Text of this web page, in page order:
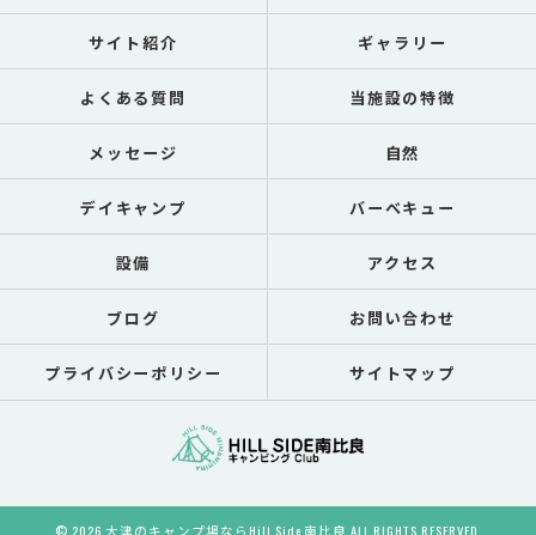
サイト紹介 ギャラリー
よくある質問 当施設の特徴
メッセージ 自然
デイキャンプ バーベキュー
設備 アクセス
ブログ お問い合わせ
プライバシーポリシー サイトマップ
© 2026 大津のキャンプ場ならHill Side 南比良 ALL RIGHTS RESERVED.